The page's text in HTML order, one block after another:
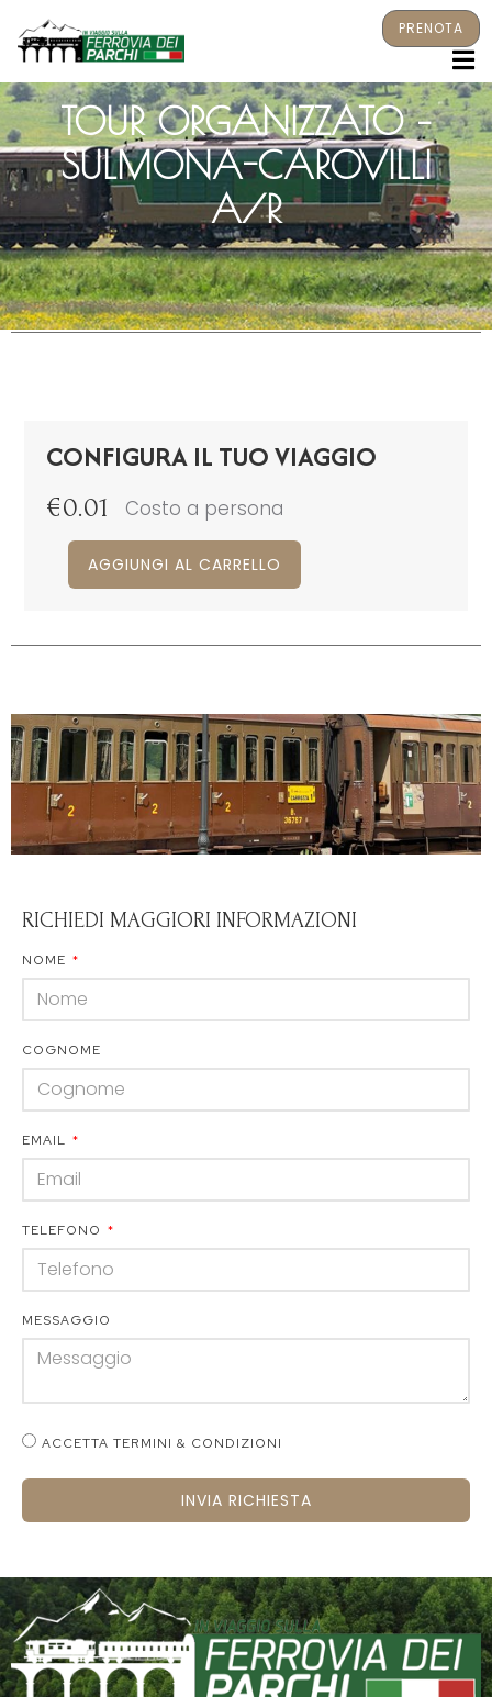
PRENOTA
TOUR ORGANIZZATO –
SULMONA-CAROVILLI
A/R
CONFIGURA IL TUO VIAGGIO
€0.01 Costo a persona
AGGIUNGI AL CARRELLO
RICHIEDI MAGGIORI INFORMAZIONI
NOME
COGNOME
EMAIL
TELEFONO
MESSAGGIO
ACCETTA TERMINI & CONDIZIONI
INVIA RICHIESTA